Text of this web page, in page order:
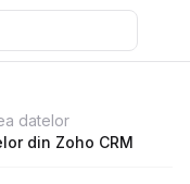
datelor
din Zoho CRM